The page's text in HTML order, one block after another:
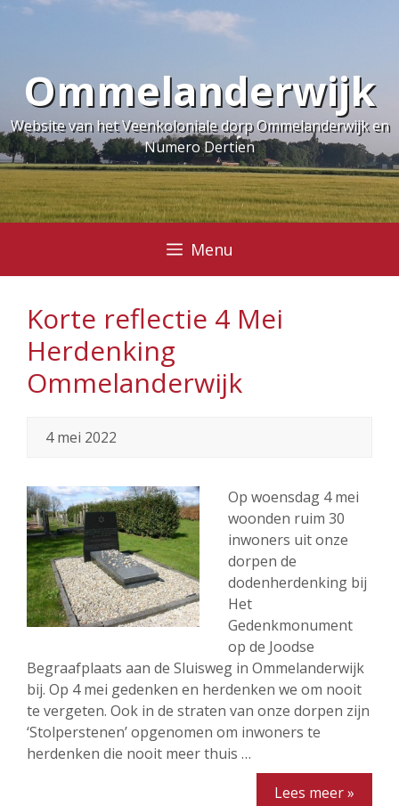
inhoudOmmelanderwijk
Website van het Veenkoloniale dorp Ommelanderwijk en
Numero Dertien
Menu
Korte reflectie 4 Mei
Herdenking
Ommelanderwijk
4 mei 2022
Op woensdag 4 mei
woonden ruim 30
inwoners uit onze
dorpen de
dodenherdenking bij
Het
Gedenkmonument
op de Joodse
Begraafplaats aan de Sluisweg in Ommelanderwijk
bij. Op 4 mei gedenken en herdenken we om nooit
te vergeten. Ook in de straten van onze dorpen zijn
‘Stolperstenen’ opgenomen om inwoners te
herdenken die nooit meer thuis …
Lees meer »